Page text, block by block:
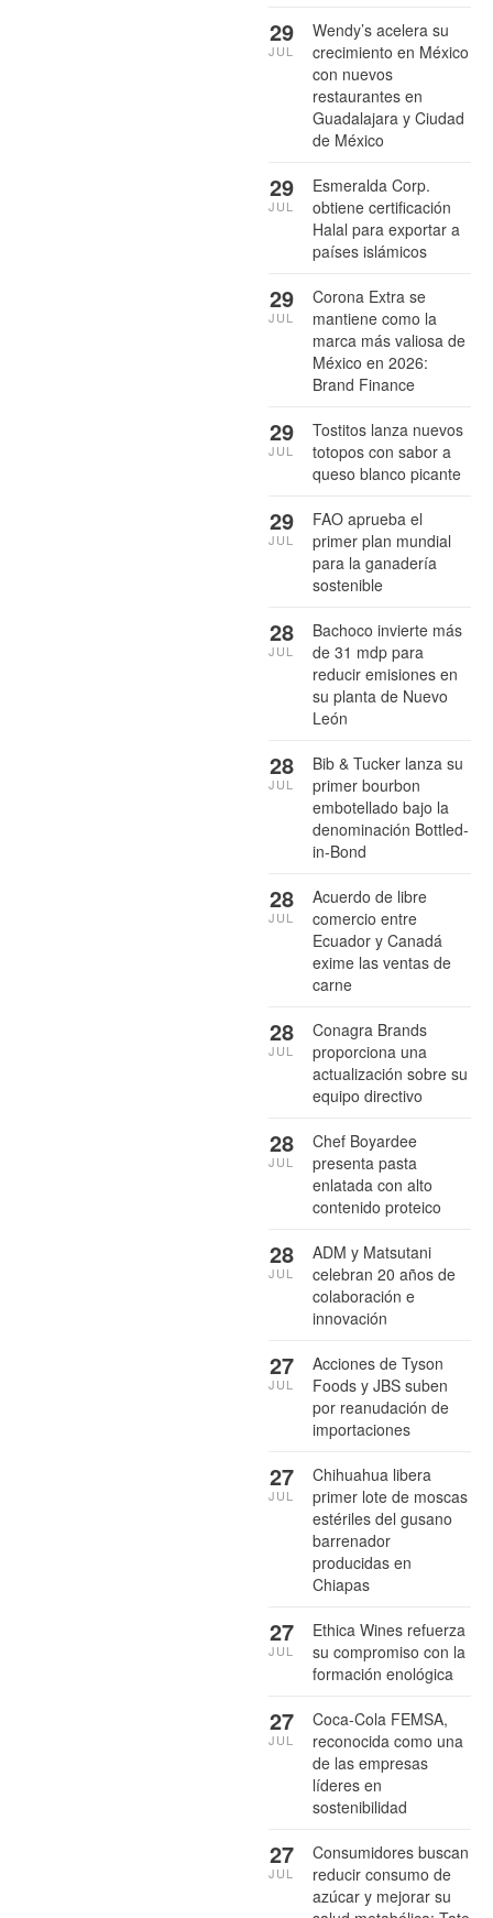
Wendy’s acelera su
crecimiento en México
con nuevos
restaurantes en
Guadalajara y Ciudad
de México
29
JUL
Esmeralda Corp.
obtiene certificación
Halal para exportar a
países islámicos
29
JUL
Corona Extra se
mantiene como la
marca más valiosa de
México en 2026:
Brand Finance
29
JUL
Tostitos lanza nuevos
totopos con sabor a
queso blanco picante
29
JUL
FAO aprueba el
primer plan mundial
para la ganadería
sostenible
29
JUL
Bachoco invierte más
de 31 mdp para
reducir emisiones en
su planta de Nuevo
León
28
JUL
Bib & Tucker lanza su
primer bourbon
embotellado bajo la
denominación Bottled-
in-Bond
28
JUL
Acuerdo de libre
comercio entre
Ecuador y Canadá
exime las ventas de
carne
28
JUL
Conagra Brands
proporciona una
actualización sobre su
equipo directivo
28
JUL
Chef Boyardee
presenta pasta
enlatada con alto
contenido proteico
28
JUL
ADM y Matsutani
celebran 20 años de
colaboración e
innovación
28
JUL
Acciones de Tyson
Foods y JBS suben
por reanudación de
importaciones
27
JUL
Chihuahua libera
primer lote de moscas
estériles del gusano
barrenador
producidas en
Chiapas
27
JUL
Ethica Wines refuerza
su compromiso con la
formación enológica
27
JUL
Coca-Cola FEMSA,
reconocida como una
de las empresas
líderes en
sostenibilidad
27
JUL
Consumidores buscan
reducir consumo de
azúcar y mejorar su
27
JUL